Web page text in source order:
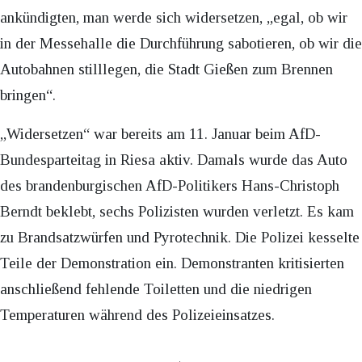
ankündigten, man werde sich widersetzen, „egal, ob wir
in der Messehalle die Durchführung sabotieren, ob wir die
Autobahnen stilllegen, die Stadt Gießen zum Brennen
bringen“.
„Widersetzen“ war bereits am 11. Januar beim AfD-
Bundesparteitag in Riesa aktiv. Damals wurde das Auto
des brandenburgischen AfD-Politikers Hans-Christoph
Berndt beklebt, sechs Polizisten wurden verletzt. Es kam
zu Brandsatzwürfen und Pyrotechnik. Die Polizei kesselte
Teile der Demonstration ein. Demonstranten kritisierten
anschließend fehlende Toiletten und die niedrigen
Temperaturen während des Polizeieinsatzes.